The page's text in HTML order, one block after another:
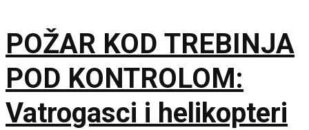
POŽAR KOD TREBINJA
POD KONTROLOM:
Vatrogasci i helikopteri